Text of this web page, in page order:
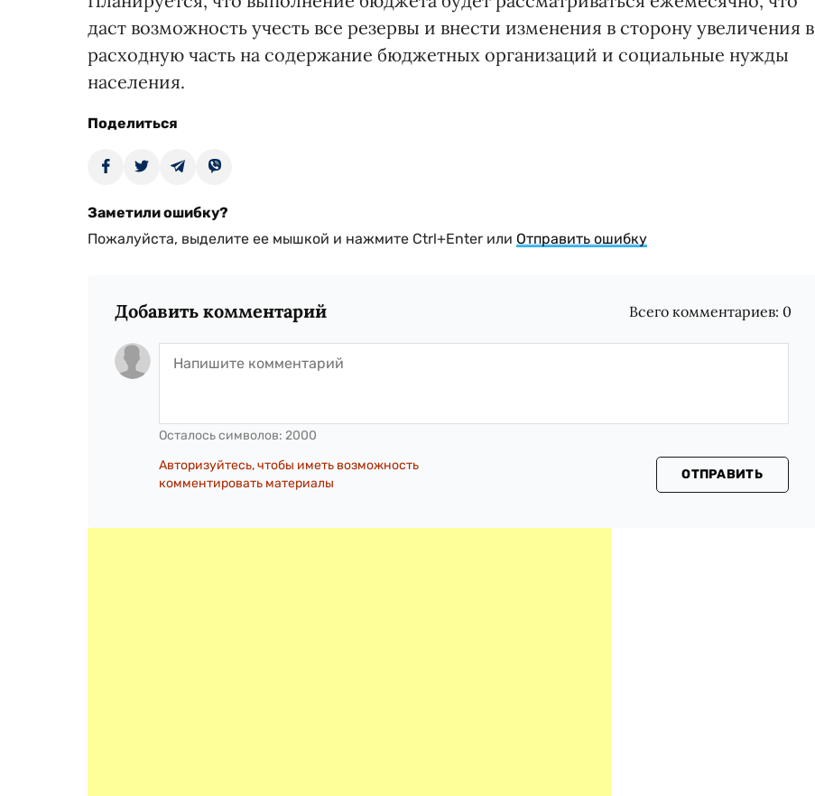
даст возможность учесть все резервы и внести изменения в сторону увеличения в
расходную часть на содержание бюджетных организаций и социальные нужды
населения.
Поделиться
Заметили ошибку?
Пожалуйста, выделите ее мышкой и нажмите Ctrl+Enter или Отправить ошибку
Добавить комментарий Всего комментариев: 0
Осталось символов: 2000
Авторизуйтесь, чтобы иметь возможность
комментировать материалы
ОТПРАВИТЬ